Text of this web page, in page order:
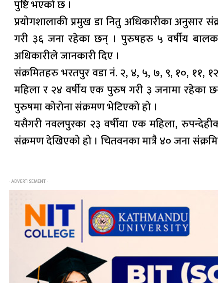
पुष्टि भएको छ ।
प्रयोगशालाकी प्रमुख डा नितु अधिकारीका
गरी ३६ जना रहेका छन् । पुरुषहरु ५ वर्षीय
अधिकारीले जानकारी दिए ।
संक्रमितहरु भरतपुर वडा नं. २, ४, ५, ७, ९, १०, ११,
महिला र २४ वर्षीय एक पुरुष गरी ३ जनामा रहेका
पुरुषमा कोरोना संक्रमण भेटिएको हो ।
यसैगरी नवलपुरका २३ वर्षीया एक महिला,
संक्रमण देखिएको हो । चितवनका मात्रै ४० जना
- ADVERTISEMENT -